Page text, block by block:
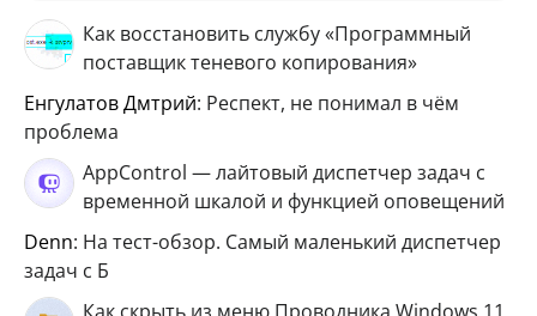
Как восстановить службу «Программный
поставщик теневого копирования»
Енгулатов Дмтрий: Респект, не понимал в чём
проблема
AppControl — лайтовый диспетчер задач с
временной шкалой и функцией оповещений
Denn: На тест-обзор. Самый маленький диспетчер
задач с Б